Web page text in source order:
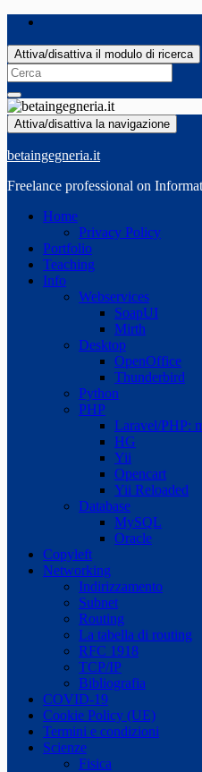
Attiva/disattiva il modulo di ricerca
Search
for:
Attiva/disattiva la navigazione
betaingegneria.it
Freelance professional on
Home
Privacy Policy
Portfolio
Teaching
Info
Webservices
SoapUI
Mirth
Desktop
OpenOffice
Thunderbird
Python
PHP
Laravel/PHP:
HG
Yii
Opencart
Yii Reloaded
Database
MySQL
Oracle
Copyleft
Networking
Indirizzamento
Subnet
Routing
La tabella di routing
RFC 1918
TCP/IP
Bibliografia
COVID-19
Cookie Policy (UE)
Termini e condizioni
Scienze
Fisica